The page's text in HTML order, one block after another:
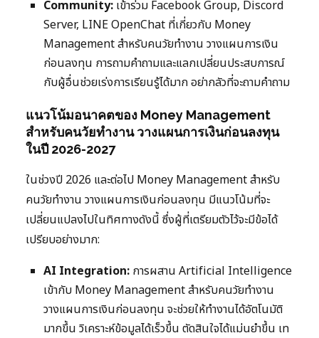
Community: เข้าร่วม Facebook Group, Discord
Server, LINE OpenChat ที่เกี่ยวกับ Money
Management สำหรับคนวัยทำงาน วางแผนการเงิน
ก่อนลงทุน การถามคำถามและแลกเปลี่ยนประสบการณ์
กับผู้อื่นช่วยเร่งการเรียนรู้ได้มาก อย่ากลัวที่จะถามคำถาม
แนวโน้มอนาคตของ Money Management
สำหรับคนวัยทำงาน วางแผนการเงินก่อนลงทุน
ในปี 2026-2027
ในช่วงปี 2026 และต่อไป Money Management สำหรับ
คนวัยทำงาน วางแผนการเงินก่อนลงทุน มีแนวโน้มที่จะ
เปลี่ยนแปลงไปในทิศทางดังนี้ ซึ่งผู้ที่เตรียมตัวไว้จะมีข้อได้
เปรียบอย่างมาก:
AI Integration: การผสาน Artificial Intelligence
เข้ากับ Money Management สำหรับคนวัยทำงาน
วางแผนการเงินก่อนลงทุน จะช่วยให้ทำงานได้อัตโนมัติ
มากขึ้น วิเคราะห์ข้อมูลได้เร็วขึ้น ตัดสินใจได้แม่นยำขึ้น เท